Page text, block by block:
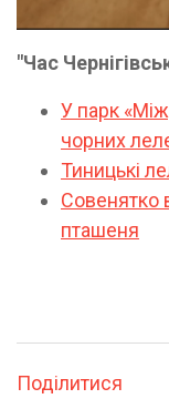
"Час
У парк
чорних
Тиницькі
Совенятко
пташеня
Поділитися